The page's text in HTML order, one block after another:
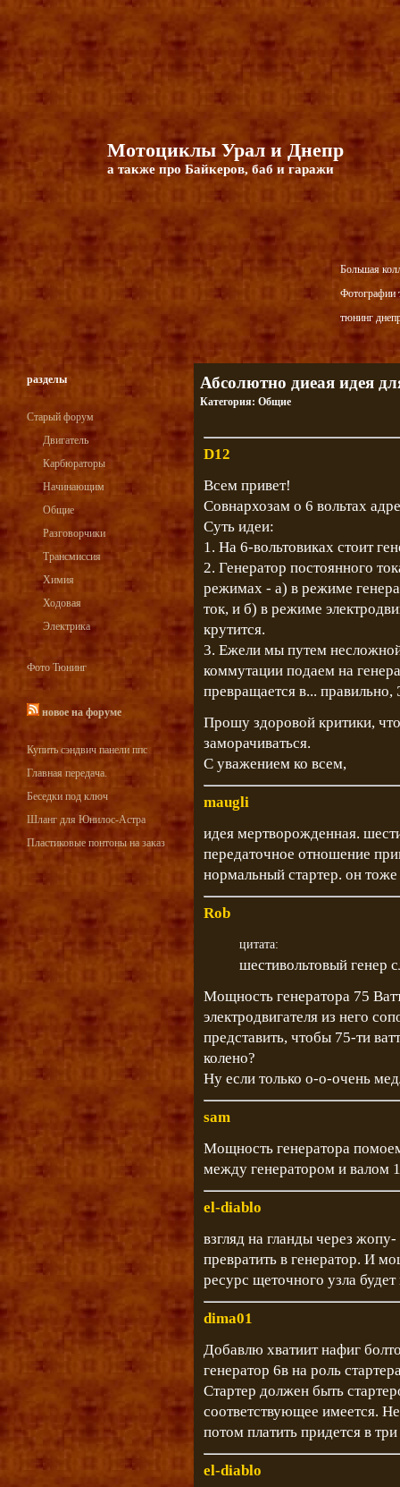
Мотоциклы Урал и Днепр
а также про Байкеров, баб и гаражи
Большая
Фотографии
тюнинг
разделы
Старый форум
Двигатель
Карбюраторы
Начинающим
Общие
Разговорчики
Трансмиссия
Химия
Ходовая
Электрика
Фото Тюнинг
новое на форуме
Купить сэндвич панели ппс
Главная передача.
Беседки под ключ
Шланг для Юнилос-Астра
Пластиковые понтоны на заказ
Абсолютно диеая идея
Категория: Общие
D12
Всем привет!
Совнархозам о 6 вольтах
Суть идеи:
1. На 6-вольтовиках стоит
2. Генератор постоянного
режимах - а) в режиме
ток, и б) в режиме
крутится.
3. Ежели мы путем
коммутации подаем на
превращается в...
Прошу здоровой критики,
заморачиваться.
С уважением ко всем,
maugli
идея мертворожденная.
передаточное отношение
нормальный стартер. он
Rob
цитата:
шестивольтовый генер
Мощность генератора 75
электродвигателя из него
представить, чтобы 75-ти
колено?
Ну если только о-о-очень
sam
Мощность генератора
между генератором и валом
el-diablo
взгляд на гланды через
превратить в генератор. И
ресурс щеточного узла
dima01
Добавлю хватиит нафиг
генератор 6в на роль
Стартер должен быть
соответствующее имеется.
потом платить придется в
el-diablo